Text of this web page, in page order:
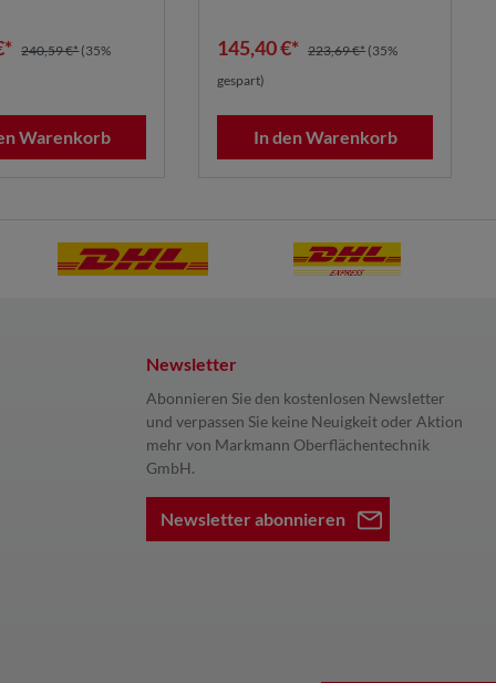
240,59 €*(35%
Warenkorb
145,40 €* 223,69 €* (35%
gespart)
In den Warenkorb
Newsletter
Abonnieren Sie den kostenlosen Newsletter
und verpassen Sie keine Neuigkeit oder Aktion
mehr von Markmann Oberflächentechnik
GmbH.
Newsletter abonnieren